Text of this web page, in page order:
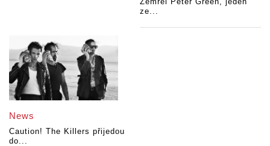
ze...
News
Caution! The Killers přijedou
do...